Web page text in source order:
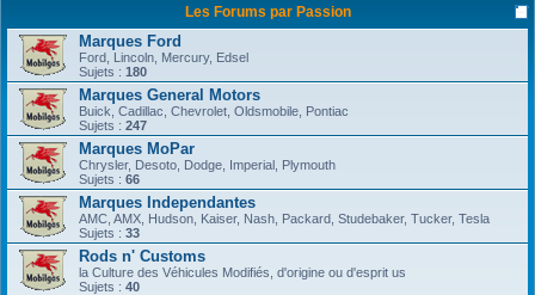
Les Forums par Passion
Marques Ford
Ford, Lincoln, Mercury, Edsel
Sujets : 180
Marques General Motors
Buick, Cadillac, Chevrolet, Oldsmobile, Pontiac
Sujets : 247
Marques MoPar
Chrysler, Desoto, Dodge, Imperial, Plymouth
Sujets : 66
Marques Independantes
AMC, AMX, Hudson, Kaiser, Nash, Packard, Studebaker, Tucker, Tesla
Sujets : 33
Rods n' Customs
la Culture des Véhicules Modifiés, d'origine ou d'esprit us
Sujets : 40